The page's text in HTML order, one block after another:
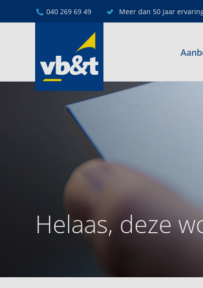
040 269 69 49 Meer dan 50 jaar
Helaas, deze